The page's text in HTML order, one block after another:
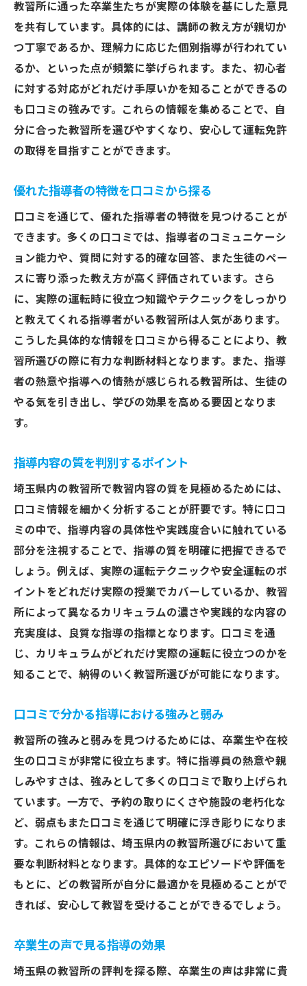
教習所に通った卒業生たちが実際の体験を基にした意見
を共有しています。具体的には、講師の教え方が親切か
つ丁寧であるか、理解力に応じた個別指導が行われてい
るか、といった点が頻繁に挙げられます。また、初心者
に対する対応がどれだけ手厚いかを知ることができるの
も口コミの強みです。これらの情報を集めることで、自
分に合った教習所を選びやすくなり、安心して運転免許
の取得を目指すことができます。
優れた指導者の特徴を口コミから探る
口コミを通じて、優れた指導者の特徴を見つけることが
できます。多くの口コミでは、指導者のコミュニケーシ
ョン能力や、質問に対する的確な回答、また生徒のペー
スに寄り添った教え方が高く評価されています。さら
に、実際の運転時に役立つ知識やテクニックをしっかり
と教えてくれる指導者がいる教習所は人気があります。
こうした具体的な情報を口コミから得ることにより、教
習所選びの際に有力な判断材料となります。また、指導
者の熱意や指導への情熱が感じられる教習所は、生徒の
やる気を引き出し、学びの効果を高める要因となりま
す。
指導内容の質を判別するポイント
埼玉県内の教習所で教習内容の質を見極めるためには、
口コミ情報を細かく分析することが肝要です。特に口コ
ミの中で、指導内容の具体性や実践度合いに触れている
部分を注視することで、指導の質を明確に把握できるで
しょう。例えば、実際の運転テクニックや安全運転のポ
イントをどれだけ実際の授業でカバーしているか、教習
所によって異なるカリキュラムの濃さや実践的な内容の
充実度は、良質な指導の指標となります。口コミを通
じ、カリキュラムがどれだけ実際の運転に役立つのかを
知ることで、納得のいく教習所選びが可能になります。
口コミで分かる指導における強みと弱み
教習所の強みと弱みを見つけるためには、卒業生や在校
生の口コミが非常に役立ちます。特に指導員の熱意や親
しみやすさは、強みとして多くの口コミで取り上げられ
ています。一方で、予約の取りにくさや施設の老朽化な
ど、弱点もまた口コミを通じて明確に浮き彫りになりま
す。これらの情報は、埼玉県内の教習所選びにおいて重
要な判断材料となります。具体的なエピソードや評価を
もとに、どの教習所が自分に最適かを見極めることがで
きれば、安心して教習を受けることができるでしょう。
卒業生の声で見る指導の効果
埼玉県の教習所の評判を探る際、卒業生の声は非常に貴